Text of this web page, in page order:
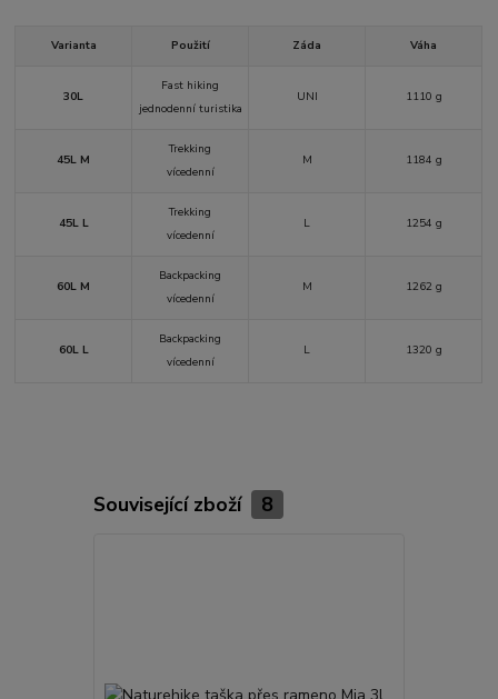
Varianta Použití Záda Váha
30L
Fast hiking
jednodenní turistika
UNI 1110 g
45L M
Trekking
vícedenní
M 1184 g
45L L
Trekking
vícedenní
L 1254 g
60L M
Backpacking
vícedenní
M 1262 g
60L L
Backpacking
vícedenní
L 1320 g
Související zboží 8